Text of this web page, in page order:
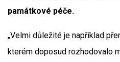
památkové péče.
„Velmi důležité je například
kterém doposud rozhodovalo